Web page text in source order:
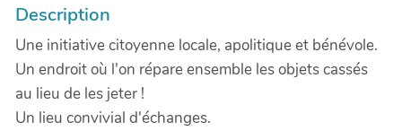
Description
Une initiative citoyenne locale, apolitique et bénévole.
Un endroit où l'on répare ensemble les objets cassés
au lieu de les jeter !
Un lieu convivial d'échanges.